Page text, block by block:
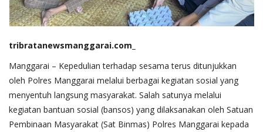
tribratanewsmanggarai.com_
Manggarai – Kepedulian terhadap sesama terus ditunjukkan
oleh Polres Manggarai melalui berbagai kegiatan sosial yang
menyentuh langsung masyarakat. Salah satunya melalui
kegiatan bantuan sosial (bansos) yang dilaksanakan oleh Satuan
Pembinaan Masyarakat (Sat Binmas) Polres Manggarai kepada